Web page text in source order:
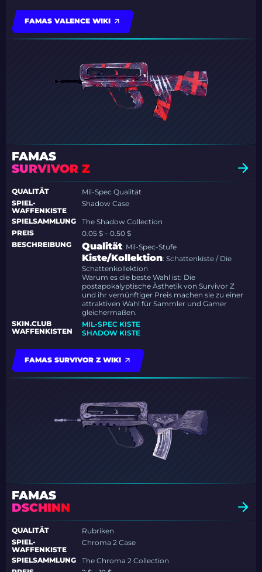
FAMAS VALENCE WIKI
FAMAS
SURVIVOR Z
QUALITÄT
Mil-Spec Qualität
SPIEL-
WAFFENKISTE
Shadow Case
SPIELSAMMLUNG
The Shadow Collection
PREIS
0.05 $ – 0.50 $
BESCHREIBUNG
Qualität: Mil-Spec-Stufe
Kiste/Kollektion: Schattenkiste / Die
Schattenkollektion
Warum es die beste Wahl ist: Die
postapokalyptische Ästhetik von Survivor Z
und ihr vernünftiger Preis machen sie zu einer
attraktiven Wahl für Sammler und Gamer
gleichermaßen.
SKIN.CLUB
WAFFENKISTEN
MIL-SPEC KISTE
SHADOW KISTE
FAMAS SURVIVOR Z WIKI
FAMAS
DSCHINN
QUALITÄT
Rubriken
SPIEL-
WAFFENKISTE
Chroma 2 Case
SPIELSAMMLUNG
The Chroma 2 Collection